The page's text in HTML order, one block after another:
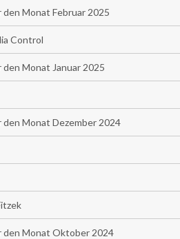
Monat Februar 2025
Control
Monat Januar 2025
Monat Dezember 2024
Monat Oktober 2024